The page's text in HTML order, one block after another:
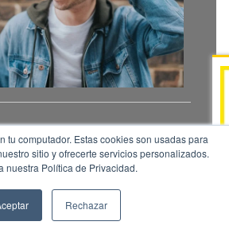
tu computador. Estas cookies son usadas para
sitio y ofrecerte servicios personalizados.
nuestra Política de Privacidad.
Rechazar
y el Bienestar